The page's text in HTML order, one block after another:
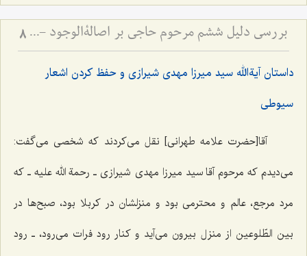
بررسی دلیل ششم مرحوم حاجی بر اصالةالوجود - و امکان تحقق قسم سوم قضایا 8
داستان آیةالله سید میرزا مهدی شیرازی و حفظ کردن اشعار
سیوطی
آقا[حضرت علامه طهرانی] نقل می‌کردند که شخصی می‌گفت:
می‌دیدم که مرحوم آقا سید میرزا مهدی شیرازی ـ رحمة الله علیه ـ که
مرد مرجع، عالم و محترمی بود و منزلشان در کربلا بود، صبح‌ها در
بین الطّلوعین از منزل بیرون می‌آید و کنار رود فرات می‌رود، ـ رود